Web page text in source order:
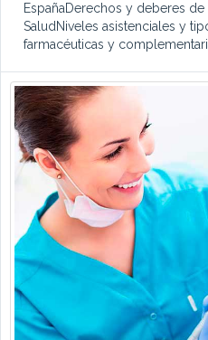
EspañaDerechos y deberes
SaludNiveles asistenciales y
farmacéuticas y